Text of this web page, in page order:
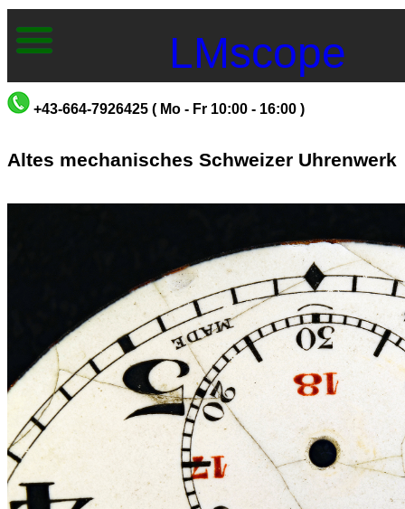
LMscope
+43-664-7926425 ( Mo - Fr 10:00 - 16:00 )
Altes mechanisches Schweizer Uhrenwerk